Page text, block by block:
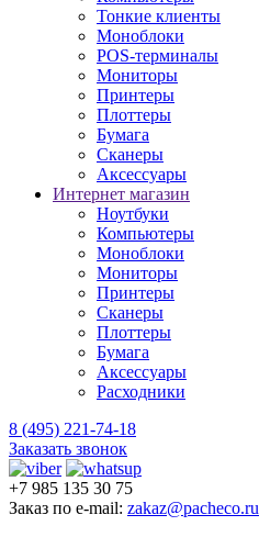
Тонкие клиенты
Моноблоки
POS-терминалы
Мониторы
Принтеры
Плоттеры
Бумага
Сканеры
Аксессуары
Интернет магазин
Ноутбуки
Компьютеры
Моноблоки
Мониторы
Принтеры
Сканеры
Плоттеры
Бумага
Аксессуары
Расходники
8 (495) 221-74-18
Заказать звонок
+7 985 135 30 75
Заказ по e-mail: zakaz@pacheco.ru